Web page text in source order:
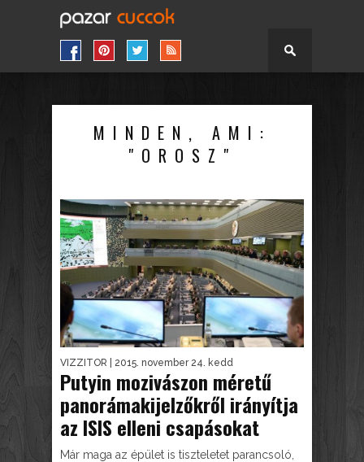
MINDEN, AMI:
"OROSZ"
VIZZITOR | 2015. november 24. kedd
Putyin mozivászon méretű
panorámakijelzőkről irányítja
az ISIS elleni csapásokat
Már maga az épület is tiszteletet parancsoló,